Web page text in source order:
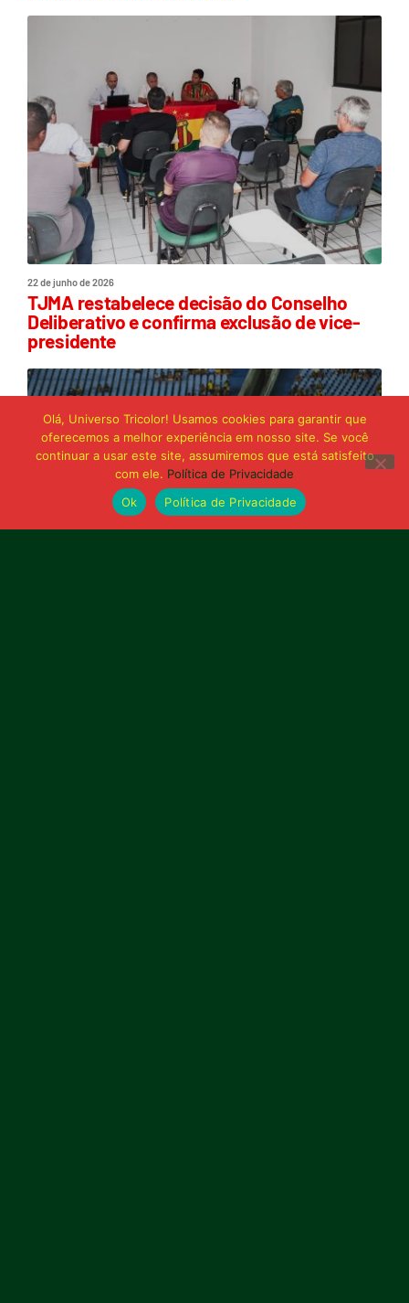
22 de junho de 2026
TJMA restabelece decisão do Conselho
Deliberativo e confirma exclusão de vice-
presidente
Olá, Universo Tricolor! Usamos cookies para garantir que
oferecemos a melhor experiência em nosso site. Se você
continuar a usar este site, assumiremos que está satisfeito
com ele. Política de Privacidade
Ok
Política de Privacidade